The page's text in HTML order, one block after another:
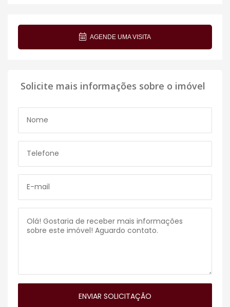
AGENDE UMA VISITA
Solicite mais informações sobre o imóvel